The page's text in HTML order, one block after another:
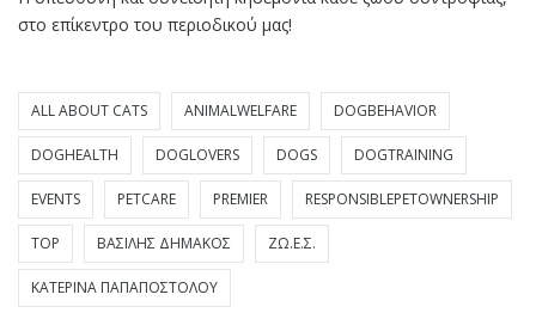
στο επίκεντρο του περιοδικού μας!
ALL ABOUT CATS ANIMALWELFARE DOGBEHAVIOR
DOGHEALTH DOGLOVERS DOGS DOGTRAINING
EVENTS PETCARE PREMIER RESPONSIBLEPETOWNERSHIP
TOP ΒΑΣΊΛΗΣ ΔΗΜΆΚΟΣ ΖΩ.Ε.Σ.
ΚΑΤΕΡΊΝΑ ΠΑΠΑΠΟΣΤΌΛΟΥ